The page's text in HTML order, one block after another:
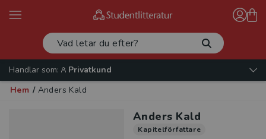
Handlar som:
Privatkund
Hem / Anders Kald
Anders Kald
Kapitelförfattare